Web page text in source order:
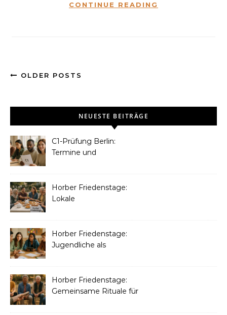
CONTINUE READING
OLDER POSTS
NEUESTE BEITRÄGE
C1-Prüfung Berlin:
Termine und
Horber Friedenstage:
Lokale
Horber Friedenstage:
Jugendliche als
Horber Friedenstage:
Gemeinsame Rituale für